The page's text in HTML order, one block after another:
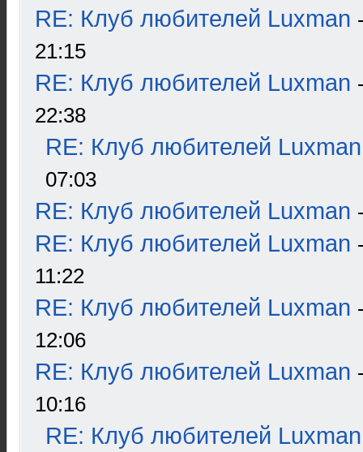
RE: Клуб любителей Luxman
21:15
RE: Клуб любителей Luxman
22:38
RE: Клуб любителей Luxman
07:03
RE: Клуб любителей Luxman
RE: Клуб любителей Luxman
11:22
RE: Клуб любителей Luxman
12:06
RE: Клуб любителей Luxman
10:16
RE: Клуб любителей Luxman